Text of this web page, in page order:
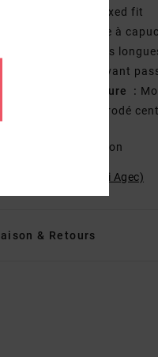
coupe Relaxed fit
encolure à
manches
poches avant
Système de fermeture :
Logo brodé
100 % Coton
du produit (Loi Agec)
& Retours